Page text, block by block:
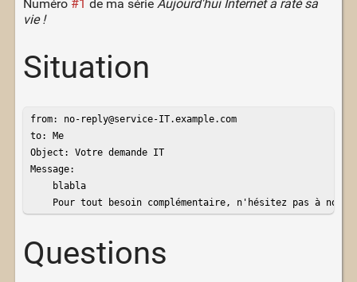
Numéro #1 de ma série Aujourd'hui Internet a raté sa
vie !
Situation
from: no-reply@service-IT.example.com
to: Me
Object: Votre demande IT
Message:
    blabla
Pour tout besoin complémentaire, n'hésitez pas à
Questions